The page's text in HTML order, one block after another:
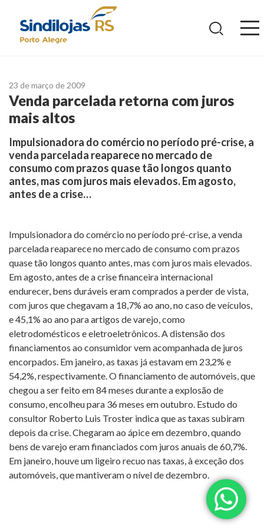
23 de março de 2009
Venda parcelada retorna com juros
mais altos
Impulsionadora do comércio no período pré-crise, a
venda parcelada reaparece no mercado de
consumo com prazos quase tão longos quanto
antes, mas com juros mais elevados. Em agosto,
antes de a crise…
Impulsionadora do comércio no período pré-crise, a venda
parcelada reaparece no mercado de consumo com prazos
quase tão longos quanto antes, mas com juros mais elevados.
Em agosto, antes de a crise financeira internacional
endurecer, bens duráveis eram comprados a perder de vista,
com juros que chegavam a 18,7% ao ano, no caso de veículos,
e 45,1% ao ano para artigos de varejo, como
eletrodomésticos e eletroeletrônicos. A distensão dos
financiamentos ao consumidor vem acompanhada de juros
encorpados. Em janeiro, as taxas já estavam em 23,2% e
54,2%, respectivamente. O financiamento de automóveis, que
chegou a ser feito em 84 meses durante a explosão de
consumo, encolheu para 36 meses em outubro. Estudo do
consultor Roberto Luis Troster indica que as taxas subiram
depois da crise. Chegaram ao ápice em dezembro, quando
bens de varejo eram financiados com juros anuais de 60,7%.
Em janeiro, houve um ligeiro recuo nas taxas, à exceção dos
automóveis, que mantiveram o nível de dezembro.